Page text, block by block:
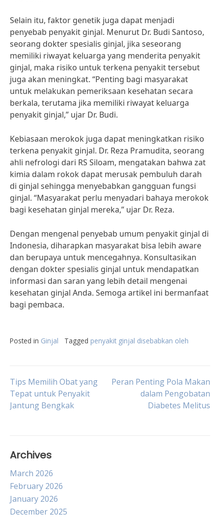
Selain itu, faktor genetik juga dapat menjadi
penyebab penyakit ginjal. Menurut Dr. Budi Santoso,
seorang dokter spesialis ginjal, jika seseorang
memiliki riwayat keluarga yang menderita penyakit
ginjal, maka risiko untuk terkena penyakit tersebut
juga akan meningkat. “Penting bagi masyarakat
untuk melakukan pemeriksaan kesehatan secara
berkala, terutama jika memiliki riwayat keluarga
penyakit ginjal,” ujar Dr. Budi.
Kebiasaan merokok juga dapat meningkatkan risiko
terkena penyakit ginjal. Dr. Reza Pramudita, seorang
ahli nefrologi dari RS Siloam, mengatakan bahwa zat
kimia dalam rokok dapat merusak pembuluh darah
di ginjal sehingga menyebabkan gangguan fungsi
ginjal. “Masyarakat perlu menyadari bahaya merokok
bagi kesehatan ginjal mereka,” ujar Dr. Reza.
Dengan mengenal penyebab umum penyakit ginjal di
Indonesia, diharapkan masyarakat bisa lebih aware
dan berupaya untuk mencegahnya. Konsultasikan
dengan dokter spesialis ginjal untuk mendapatkan
informasi dan saran yang lebih detail mengenai
kesehatan ginjal Anda. Semoga artikel ini bermanfaat
bagi pembaca.
Posted in Ginjal Tagged penyakit ginjal disebabkan oleh
Post
navigation
Tips Memilih Obat yang
Tepat untuk Penyakit
Jantung Bengkak
Peran Penting Pola Makan
dalam Pengobatan
Diabetes Melitus
Archives
March 2026
February 2026
January 2026
December 2025